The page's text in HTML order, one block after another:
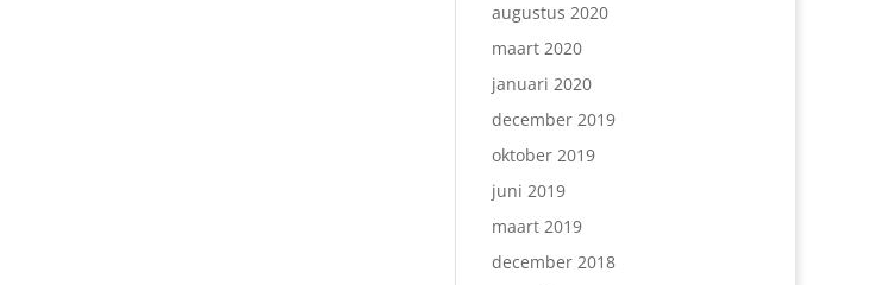
augustus 2020
maart 2020
januari 2020
december 2019
oktober 2019
juni 2019
maart 2019
december 2018